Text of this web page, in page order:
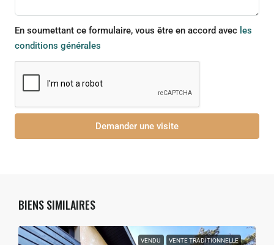
En soumettant ce formulaire, vous être en accord avec les
conditions générales
Demander une visite
BIENS SIMILAIRES
VENDU VENTE TRADITIONNELLE